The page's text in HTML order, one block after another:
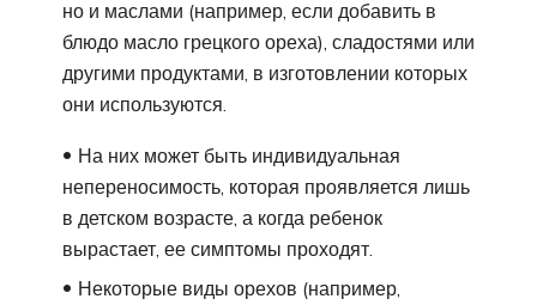
но и маслами (например, если добавить в
блюдо масло грецкого ореха), сладостями или
другими продуктами, в изготовлении которых
они используются.
На них может быть индивидуальная
непереносимость, которая проявляется лишь
в детском возрасте, а когда ребенок
вырастает, ее симптомы проходят.
Некоторые виды орехов (например,